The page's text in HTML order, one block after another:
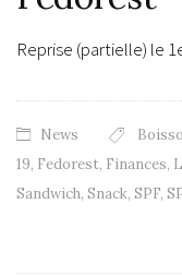
Reprise (partielle) le
News
19, Fedorest, Finances,
Sandwich, Snack, SPF,